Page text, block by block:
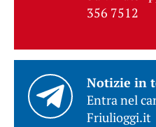
356 7512
Notizie in
Entra nel
Friulioggi.it